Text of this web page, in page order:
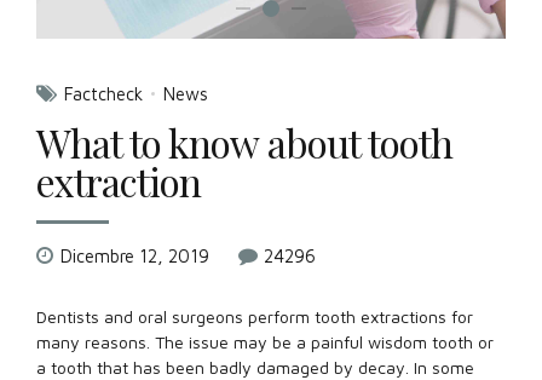
Factcheck News
What to know about tooth
extraction
Dicembre 12, 2019 24296
Dentists and oral surgeons perform tooth extractions for
many reasons. The issue may be a painful wisdom tooth or
a tooth that has been badly damaged by decay. In some